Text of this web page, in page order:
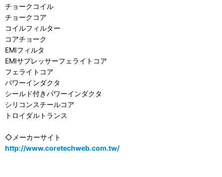
チョークコイル
チョークコア
コイルフィルター
コアチョーク
EMIフィルタ
EMIサプレッサーフェライトコア
フェライトコア
パワーインダクタ
シールド付きパワーインダクタ
シリコンスチールコア
トロイダルトランス
◇メーカーサイト
http://www.coretechweb.com.tw/